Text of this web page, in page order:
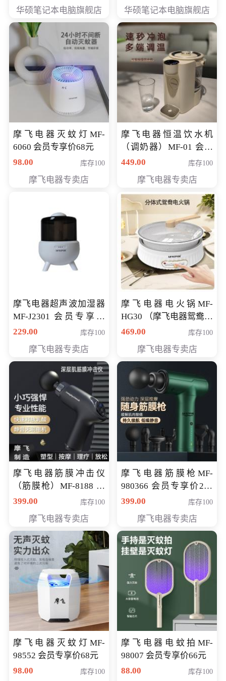
华硕笔记本电脑旗舰店 华硕笔记本电脑旗舰店
摩飞电器灭蚊灯MF-
6060 会员专享价68元
98.00
库存100
摩飞电器专卖店
摩飞电器恒温饮水机
（调奶器）MF-01 会员
专享价366元
449.00 库存100
摩飞电器专卖店
摩飞电器超声波加湿器
MF-J2301 会员专享价
168元
229.00 库存100
摩飞电器专卖店
摩飞电器电火锅MF-
HG30 （摩飞电器鸳鸯锅
MF-HG30 ） 会员专享价
469.00 库存100
摩飞电器专卖店
摩飞电器筋膜冲击仪
（筋膜枪）MF-8188 会
员专享价268元
399.00 库存100
摩飞电器专卖店
摩飞电器筋膜枪MF-
980366 会员专享价299
元
399.00 库存100
摩飞电器专卖店
摩飞电器灭蚊灯MF-
98552 会员专享价68元
98.00
库存100
摩飞电器电蚊拍MF-
98007 会员专享价66元
88.00
库存100